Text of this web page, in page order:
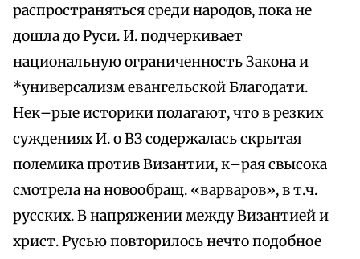
распространяться среди народов, пока не
дошла до Руси. И. подчеркивает
национальную ограниченность Закона и
*универсализм евангельской Благодати.
Нек–рые историки полагают, что в резких
суждениях И. о ВЗ содержалась скрытая
полемика против Византии, к–рая свысока
смотрела на новообращ. «варваров», в т.ч.
русских. В напряжении между Византией и
христ. Русью повторилось нечто подобное